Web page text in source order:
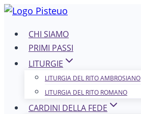
Salta
contenutoCHI SIAMO
PRIMI PASSI
LITURGIE
LITURGIA DEL RITO AMBROSIANO
LITURGIA DEL RITO ROMANO
CARDINI DELLA FEDE